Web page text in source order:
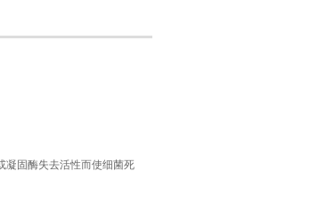
凝固酶失去活性而使细菌死